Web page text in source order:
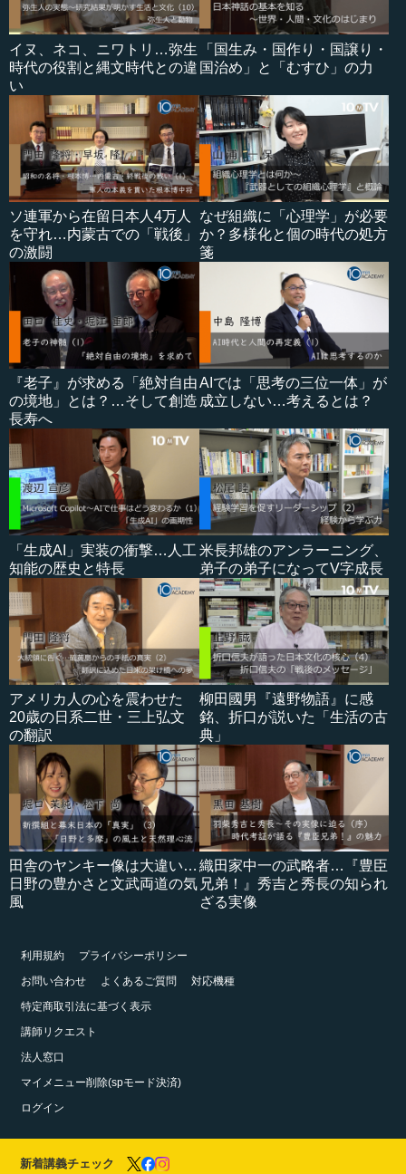
イヌ、ネコ、ニワトリ…弥生
時代の役割と縄文時代との違
い
「国生み・国作り・国譲り・
国治め」と「むすひ」の力
ソ連軍から在留日本人4万人
を守れ…内蒙古での「戦後」
の激闘
なぜ組織に「心理学」が必要
か？多様化と個の時代の処方
箋
『老子』が求める「絶対自由
の境地」とは？…そして創造
長寿へ
AIでは「思考の三位一体」が
成立しない…考えるとは？
「生成AI」実装の衝撃…人工
知能の歴史と特長
米長邦雄のアンラーニング、
弟子の弟子になってV字成長
アメリカ人の心を震わせた
20歳の日系二世・三上弘文
の翻訳
柳田國男『遠野物語』に感
銘、折口が説いた「生活の古
典」
田舎のヤンキー像は大違い…
日野の豊かさと文武両道の気
風
織田家中一の武略者…『豊臣
兄弟！』秀吉と秀長の知られ
ざる実像
利用規約
プライバシーポリシー
お問い合わせ
よくあるご質問
対応機種
特定商取引法に基づく表示
講師リクエスト
法人窓口
マイメニュー削除(spモード決済)
ログイン
新着講義チェック